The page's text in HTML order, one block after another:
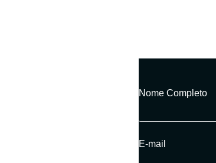
Nome Completo
E-mail